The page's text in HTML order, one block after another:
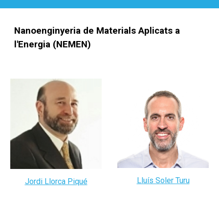
Nanoenginyeria de Materials Aplicats a
l'Energia (NEMEN)
Jordi Llorca Piqué Lluís Soler Turu